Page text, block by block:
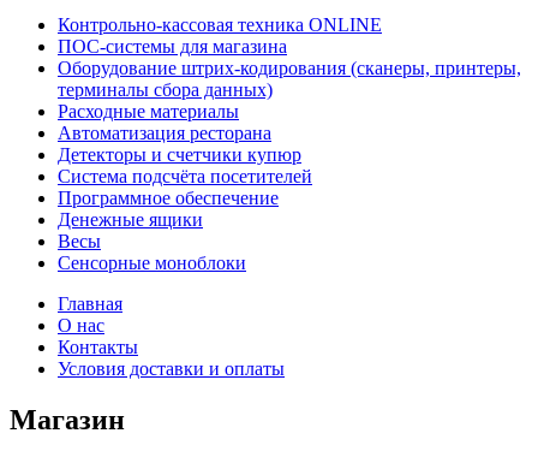
Контрольно-кассовая техника ONLINE
ПОС-системы для магазина
Оборудование штрих-кодирования (сканеры, принтеры,
терминалы сбора данных)
Расходные материалы
Автоматизация ресторана
Детекторы и счетчики купюр
Система подсчёта посетителей
Программное обеспечение
Денежные ящики
Весы
Сенсорные моноблоки
Главная
О нас
Контакты
Условия доставки и оплаты
Магазин